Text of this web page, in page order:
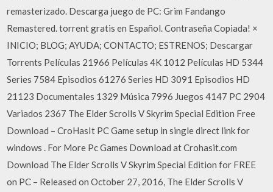
remasterizado. Descarga juego de PC: Grim Fandango
Remastered. torrent gratis en Español. Contraseña Copiada! ×
INICIO; BLOG; AYUDA; CONTACTO; ESTRENOS; Descargar
Torrents Películas 21966 Películas 4K 1012 Películas HD 5344
Series 7584 Episodios 61276 Series HD 3091 Episodios HD
21123 Documentales 1329 Música 7996 Juegos 4147 PC 2904
Variados 2367 The Elder Scrolls V Skyrim Special Edition Free
Download – CroHasIt PC Game setup in single direct link for
windows . For More Pc Games Download at Crohasit.com
Download The Elder Scrolls V Skyrim Special Edition for FREE
on PC – Released on October 27, 2016, The Elder Scrolls V